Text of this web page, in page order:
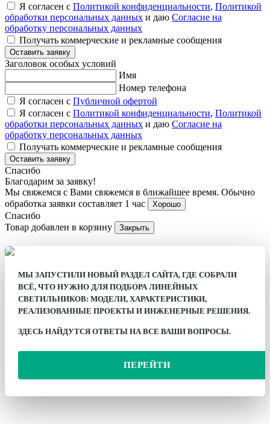
Я согласен с Политикой конфиденциальности, Политикой
обработки персональных данных и даю Согласие на
обработку персональных данных
Получать коммерческие и рекламные сообщения
Оставить заявку
Заголовок особых условий
Имя
Номер телефона
Я согласен с Публичной офертой
Я согласен с Политикой конфиденциальности, Политикой
обработки персональных данных и даю Согласие на
обработку персональных данных
Получать коммерческие и рекламные сообщения
Оставить заявку
Спасибо
Благодарим за заявку!
Мы свяжемся с Вами свяжемся в ближайшее время. Обычно
обработка заявки составляет 1 час
Хорошо
Спасибо
Товар добавлен в корзину
Закрыть
МЫ ЗАПУСТИЛИ НОВЫЙ РАЗДЕЛ САЙТА, ГДЕ СОБРАЛИ
ВСЁ, ЧТО НУЖНО ДЛЯ ПОДБОРА ЛИНЕЙНЫХ
СВЕТИЛЬНИКОВ: МОДЕЛИ, ХАРАКТЕРИСТИКИ,
РЕАЛИЗОВАННЫЕ ПРОЕКТЫ И ИНЖЕНЕРНЫЕ РЕШЕНИЯ.
ЗДЕСЬ НАЙДУТСЯ ОТВЕТЫ НА ВСЕ ВАШИ ВОПРОСЫ.
ПЕРЕЙТИ